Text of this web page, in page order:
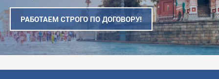
РАБОТАЕМ СТРОГО ПО ДОГОВОРУ!